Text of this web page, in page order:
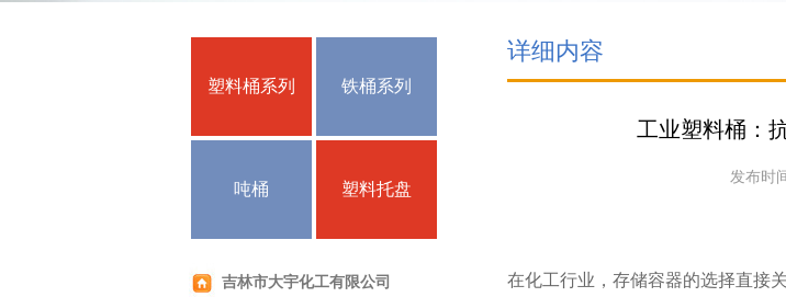
塑料桶系列 铁桶系列
吨桶 塑料托盘
吉林市大宇化工有限公司
详细内容
工业塑料桶：
发布时
在化工行业，存储容器的选择直接